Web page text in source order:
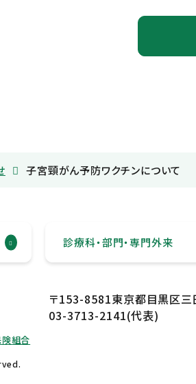
子宮頸がん予防ワクチンについて
診療科・部門・専門外来
〒153-8581東京都目黒区
03-3713-2141(代表)
組合